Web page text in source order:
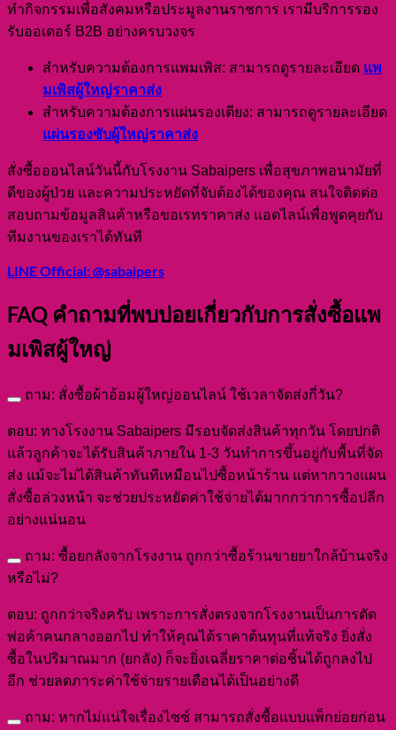
ทำกิจกรรมเพื่อสังคมหรือประมูลงานราชการ เรามีบริการรอง
รับออเดอร์ B2B อย่างครบวงจร
สำหรับความต้องการแพมเพิส: สามารถดูรายละเอียด แพ
มเพิสผู้ใหญ่ราคาส่ง
สำหรับความต้องการแผ่นรองเตียง: สามารถดูรายละเอียด
แผ่นรองซับผู้ใหญ่ราคาส่ง
สั่งซื้อออนไลน์วันนี้กับโรงงาน Sabaipers เพื่อสุขภาพอนามัยที่
ดีของผู้ป่วย และความประหยัดที่จับต้องได้ของคุณ สนใจติดต่อ
สอบถามข้อมูลสินค้าหรือขอเรทราคาส่ง แอดไลน์เพื่อพูดคุยกับ
ทีมงานของเราได้ทันที
LINE Official: @sabaipers
FAQ คำถามที่พบบ่อยเกี่ยวกับการสั่งซื้อแพ
มเพิสผู้ใหญ่
ถาม: สั่งซื้อผ้าอ้อมผู้ใหญ่ออนไลน์ ใช้เวลาจัดส่งกี่วัน?
ตอบ: ทางโรงงาน Sabaipers มีรอบจัดส่งสินค้าทุกวัน โดยปกติ
แล้วลูกค้าจะได้รับสินค้าภายใน 1-3 วันทำการขึ้นอยู่กับพื้นที่จัด
ส่ง แม้จะไม่ได้สินค้าทันทีเหมือนไปซื้อหน้าร้าน แต่หากวางแผน
สั่งซื้อล่วงหน้า จะช่วยประหยัดค่าใช้จ่ายได้มากกว่าการซื้อปลีก
อย่างแน่นอน
ถาม: ซื้อยกลังจากโรงงาน ถูกกว่าซื้อร้านขายยาใกล้บ้านจริง
หรือไม่?
ตอบ: ถูกกว่าจริงครับ เพราะการสั่งตรงจากโรงงานเป็นการตัด
พ่อค้าคนกลางออกไป ทำให้คุณได้ราคาต้นทุนที่แท้จริง ยิ่งสั่ง
ซื้อในปริมาณมาก (ยกลัง) ก็จะยิ่งเฉลี่ยราคาต่อชิ้นได้ถูกลงไป
อีก ช่วยลดภาระค่าใช้จ่ายรายเดือนได้เป็นอย่างดี
ถาม: หากไม่แน่ใจเรื่องไซซ์ สามารถสั่งซื้อแบบแพ็กย่อยก่อน